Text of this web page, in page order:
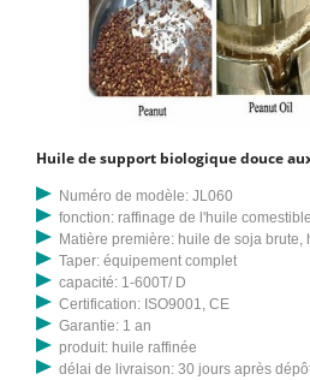
Huile de support biologique douce
Numéro de modèle: JL060
fonction: raffinage de l'huile
Matière première: huile de soja brute,
Taper: équipement complet
capacité: 1-600T/ D
Certification: ISO9001, CE
Garantie: 1 an
produit: huile raffinée
délai de livraison: 30 jours après